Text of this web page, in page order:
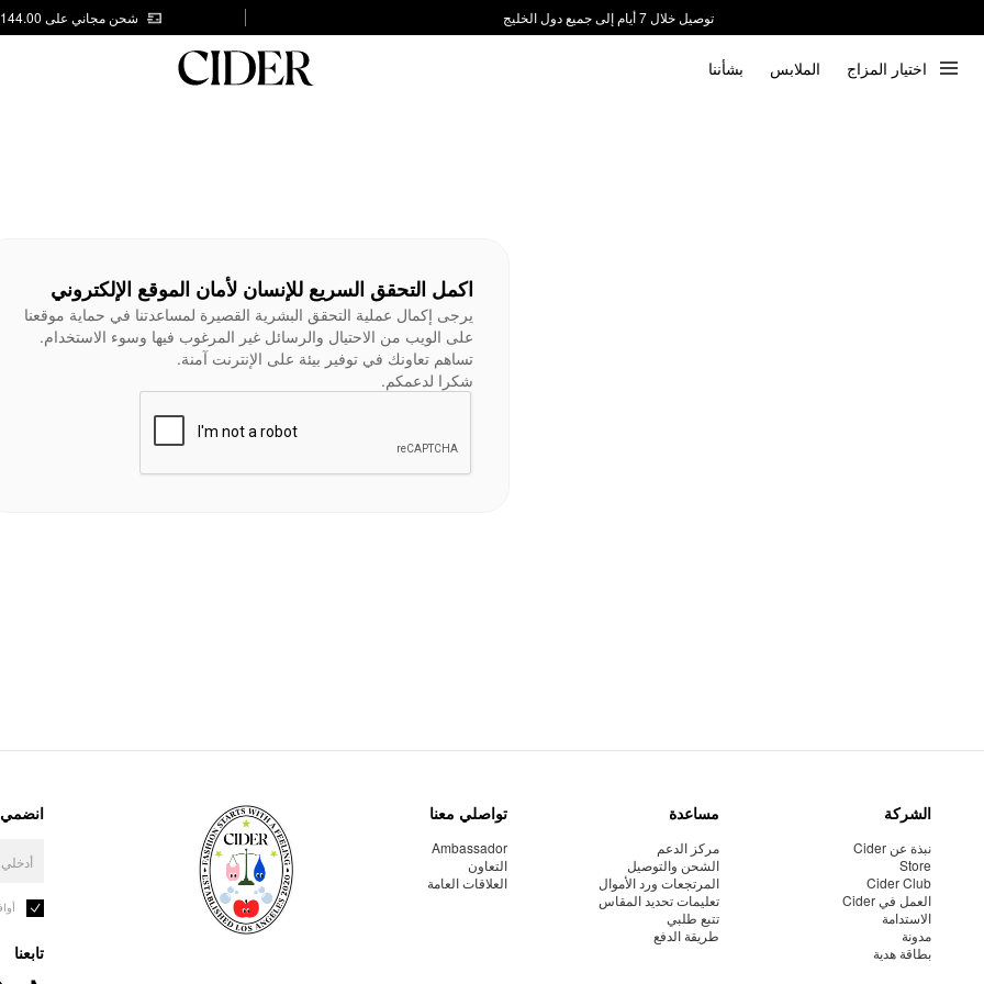
توصيل خلال 7 أيام إلى جميع دول الخليج
شحن مجاني على AED 144.00
اختيار المزاج الملابس بشأننا
اكمل التحقق السريع للإنسان لأمان الموقع الإلكتروني
يرجى إكمال عملية التحقق البشرية القصيرة لمساعدتنا في حماية موقعنا
على الويب من الاحتيال والرسائل غير المرغوب فيها وسوء الاستخدام.
تساهم تعاونك في توفير بيئة على الإنترنت آمنة.
شكرا لدعمكم.
الشركة
نبذة عن Cider
Store
Cider Club
العمل في Cider
الاستدامة
مدونة
بطاقة هدية
مساعدة
مركز الدعم
الشحن والتوصيل
المرتجعات ورد الأموال
تعليمات تحديد المقاس
تتبع طلبي
طريقة الدفع
تواصلي معنا
Ambassador
التعاون
العلاقات العامة
انضمي
تابعنا